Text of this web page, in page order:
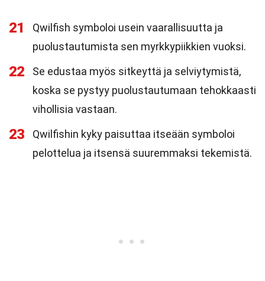
21
Qwilfish symboloi usein vaarallisuutta ja
puolustautumista sen myrkkypiikkien vuoksi.
22
Se edustaa myös sitkeyttä ja selviytymistä,
koska se pystyy puolustautumaan tehokkaasti
vihollisia vastaan.
23
Qwilfishin kyky paisuttaa itseään symboloi
pelottelua ja itsensä suuremmaksi tekemistä.